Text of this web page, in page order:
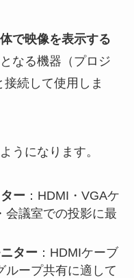
で映像を表示する
なる機器（プロジ
続して使用しま
うになります。
ー ：HDMI・VGAケ
会議室での投影に最
ター ：HDMIケーブ
ループ共有に適して